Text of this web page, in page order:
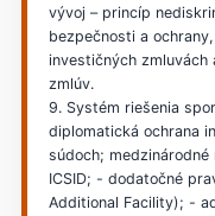
vývoj – princíp
bezpečnosti a
investičných zmluvách
zmlúv.
9. Systém riešenia
diplomatická ochrana
súdoch; medzinárodné
ICSID; - dodatočné
Additional Facility); -